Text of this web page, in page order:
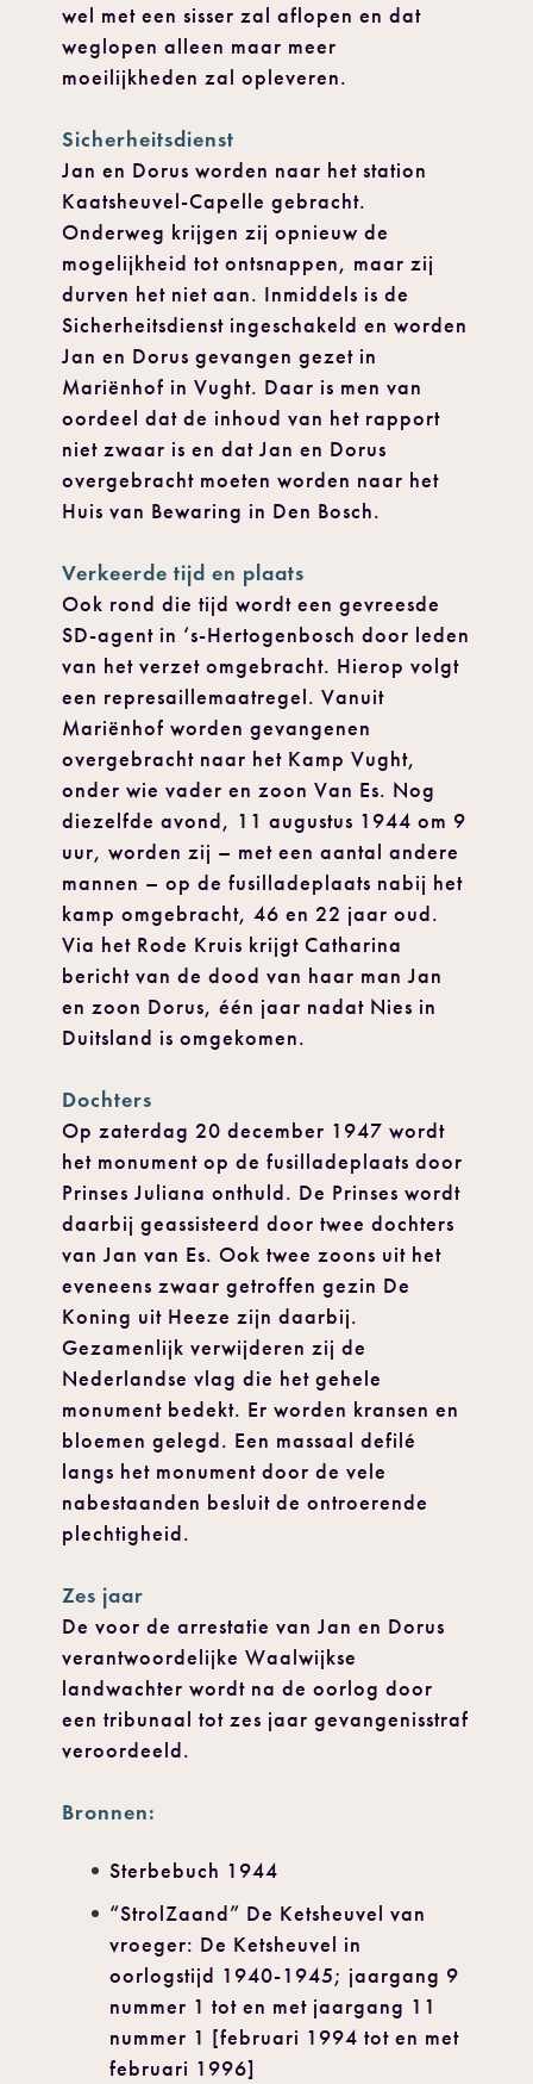
wel met een sisser zal aflopen en dat
weglopen alleen maar meer
moeilijkheden zal opleveren.
Sicherheitsdienst
Jan en Dorus worden naar het station
Kaatsheuvel-Capelle gebracht.
Onderweg krijgen zij opnieuw de
mogelijkheid tot ontsnappen, maar zij
durven het niet aan. Inmiddels is de
Sicherheitsdienst ingeschakeld en worden
Jan en Dorus gevangen gezet in
Mariënhof in Vught. Daar is men van
oordeel dat de inhoud van het rapport
niet zwaar is en dat Jan en Dorus
overgebracht moeten worden naar het
Huis van Bewaring in Den Bosch.
Verkeerde tijd en plaats
Ook rond die tijd wordt een gevreesde
SD-agent in ‘s-Hertogenbosch door leden
van het verzet omgebracht. Hierop volgt
een represaillemaatregel. Vanuit
Mariënhof worden gevangenen
overgebracht naar het Kamp Vught,
onder wie vader en zoon Van Es. Nog
diezelfde avond, 11 augustus 1944 om 9
uur, worden zij – met een aantal andere
mannen – op de fusilladeplaats nabij het
kamp omgebracht, 46 en 22 jaar oud.
Via het Rode Kruis krijgt Catharina
bericht van de dood van haar man Jan
en zoon Dorus, één jaar nadat Nies in
Duitsland is omgekomen.
Dochters
Op zaterdag 20 december 1947 wordt
het monument op de fusilladeplaats door
Prinses Juliana onthuld. De Prinses wordt
daarbij geassisteerd door twee dochters
van Jan van Es. Ook twee zoons uit het
eveneens zwaar getroffen gezin De
Koning uit Heeze zijn daarbij.
Gezamenlijk verwijderen zij de
Nederlandse vlag die het gehele
monument bedekt. Er worden kransen en
bloemen gelegd. Een massaal defilé
langs het monument door de vele
nabestaanden besluit de ontroerende
plechtigheid.
Zes jaar
De voor de arrestatie van Jan en Dorus
verantwoordelijke Waalwijkse
landwachter wordt na de oorlog door
een tribunaal tot zes jaar gevangenisstraf
veroordeeld.
Bronnen:
Sterbebuch 1944
“StrolZaand” De Ketsheuvel van
vroeger: De Ketsheuvel in
oorlogstijd 1940-1945; jaargang 9
nummer 1 tot en met jaargang 11
nummer 1 [februari 1994 tot en met
februari 1996]